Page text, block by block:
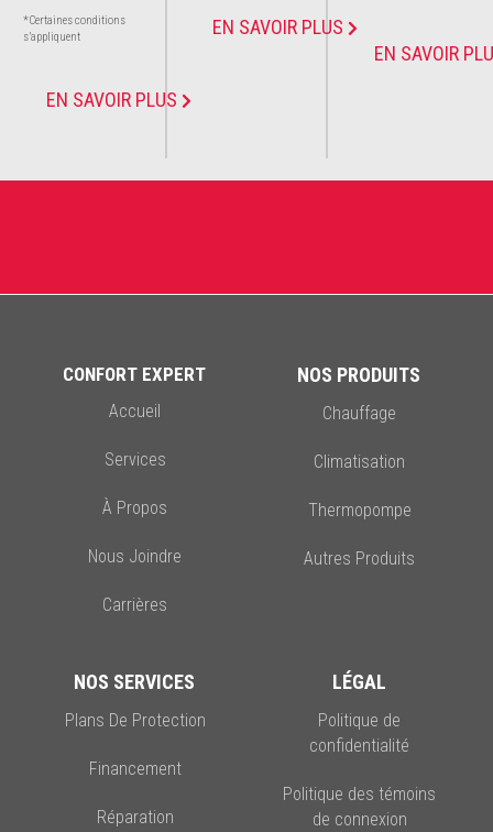
*Certaines conditions
s’appliquent
EN SAVOIR PLUS
EN SAVOIR PLUS
EN SAVOIR
CONFORT EXPERT
Accueil
Services
À Propos
Nous Joindre
Carrières
NOS PRODUITS
Chauffage
Climatisation
Thermopompe
Autres Produits
NOS SERVICES
Plans De Protection
Financement
Réparation
LÉGAL
Politique de
confidentialité
Politique des témoins
de connexion